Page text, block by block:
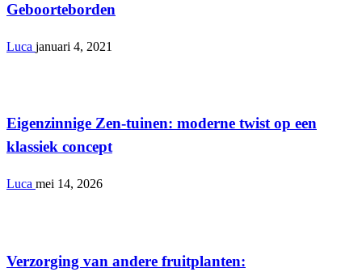
Geboorteborden
Luca januari 4, 2021
Eigenzinnige Zen-tuinen: moderne twist op een
klassiek concept
Luca mei 14, 2026
Verzorging van andere fruitplanten: